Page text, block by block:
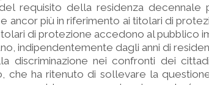
del requisito della residenza decennale
ancor più in riferimento ai titolari di
di protezione accedono al pubblico
indipendentemente dagli anni di
discriminazione nei confronti dei
che ha ritenuto di sollevare la